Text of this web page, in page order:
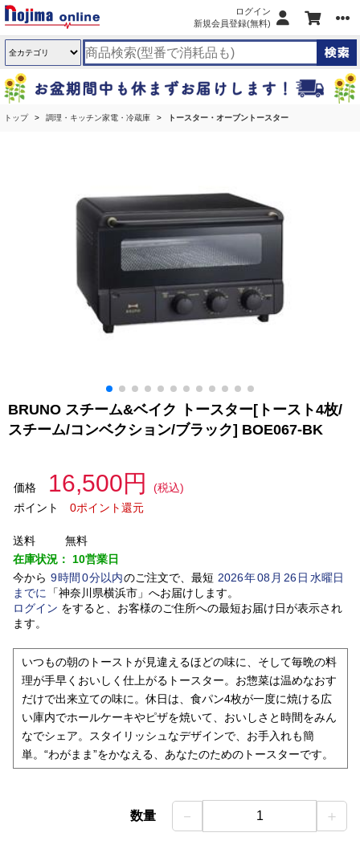
ログイン
新規会員登録(無料)
トップ 調理・キッチン家電・冷蔵庫 トースター・オーブントースター
BRUNO スチーム&ベイク トースター[トースト4枚/
スチーム/コンベクション/ブラック] BOE067-BK
価格 16,500円
(税込)
ポイント
0ポイント還元
送料
無料
在庫状況： 10営業日
今から 9時間 0分以内のご注文で、最短 2026年08 月 26日水曜日
までに
「神奈川県横浜市」 へお届けします。
ログイン をすると、お客様のご住所への最短お届け日が表示され
ます。
いつもの朝のトーストが見違えるほどの味に、そして毎晩の料
理が手早くおいしく仕上がるトースター。お惣菜は温めなおす
だけで出来立ての味に。休日は、食パン4枚が一度に焼ける広
い庫内でホールケーキやピザを焼いて、おいしさと時間をみん
なでシェア。スタイリッシュなデザインで、お手入れも簡
単。“わがまま”をかなえる、あなたのためのトースターです。
数量 － 1 ＋